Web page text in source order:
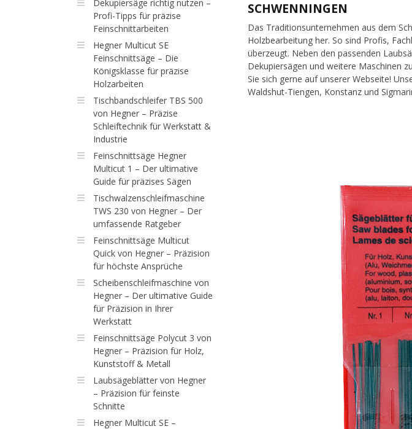
Dekupiersäge richtig nutzen –
Profi-Tipps für präzise
Feinschnittarbeiten
Hegner Multicut SE
Feinschnittsäge – Die
Königsklasse für präzise
Holzarbeiten
Tischbandschleifer TBS 500
von Hegner – Präzise
Schleiftechnik für Werkstatt &
Industrie
Feinschnittsäge Hegner
Multicut 1 – Der ultimative
Guide für präzises Sägen
Tischwalzenschleifmaschine
TWS 230 von Hegner – Der
umfassende Ratgeber
Feinschnittsäge Multicut
Quick von Hegner – Präzision
für höchste Ansprüche
Scheibenschleifmaschine von
Hegner – Der ultimative Guide
für Präzision in Ihrer
Werkstatt
Feinschnittsäge Polycut 3 von
Hegner – Präzision für Holz,
Kunststoff & Metall
Laubsägeblätter von Hegner
– Präzision für feinste
Schnitte
Hegner Multicut SE –
SCHWENNINGEN
Das Traditionsunternehmen aus dem
Holzbearbeitung her. So sind Profis,
überzeugt. Neben den passenden
Dekupiersägen und weitere Maschinen
Sie sich gerne auf unserer Webseite!
Waldshut-Tiengen, Konstanz und